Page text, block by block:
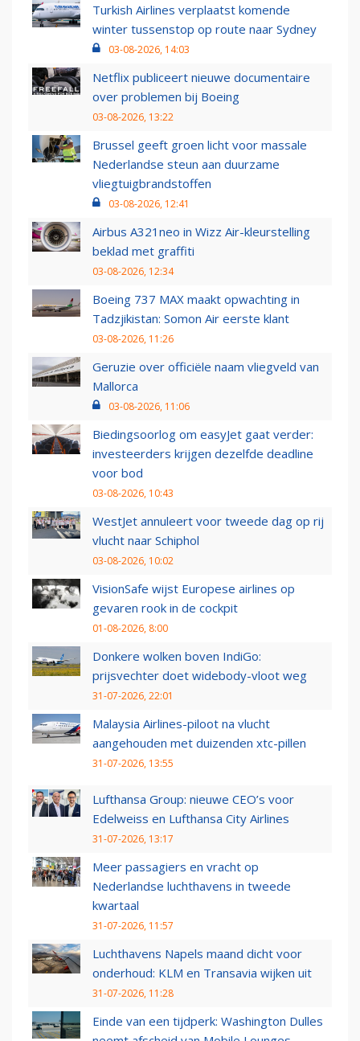
Turkish Airlines verplaatst komende
winter tussenstop op route naar Sydney
03-08-2026, 14:03
Netflix publiceert nieuwe documentaire
over problemen bij Boeing
03-08-2026, 13:22
Brussel geeft groen licht voor massale
Nederlandse steun aan duurzame
vliegtuigbrandstoffen
03-08-2026, 12:41
Airbus A321neo in Wizz Air-kleurstelling
beklad met graffiti
03-08-2026, 12:34
Boeing 737 MAX maakt opwachting in
Tadzjikistan: Somon Air eerste klant
03-08-2026, 11:26
Geruzie over officiële naam vliegveld van
Mallorca
03-08-2026, 11:06
Biedingsoorlog om easyJet gaat verder:
investeerders krijgen dezelfde deadline
voor bod
03-08-2026, 10:43
WestJet annuleert voor tweede dag op rij
vlucht naar Schiphol
03-08-2026, 10:02
VisionSafe wijst Europese airlines op
gevaren rook in de cockpit
01-08-2026, 8:00
Donkere wolken boven IndiGo:
prijsvechter doet widebody-vloot weg
31-07-2026, 22:01
Malaysia Airlines-piloot na vlucht
aangehouden met duizenden xtc-pillen
31-07-2026, 13:55
Lufthansa Group: nieuwe CEO’s voor
Edelweiss en Lufthansa City Airlines
31-07-2026, 13:17
Meer passagiers en vracht op
Nederlandse luchthavens in tweede
kwartaal
31-07-2026, 11:57
Luchthavens Napels maand dicht voor
onderhoud: KLM en Transavia wijken uit
31-07-2026, 11:28
Einde van een tijdperk: Washington Dulles